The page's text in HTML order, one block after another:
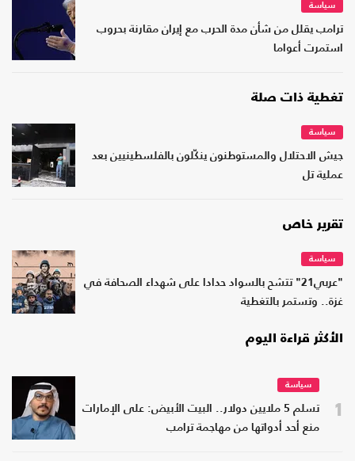
سياسة
ترامب يقلل من شأن مدة الحرب مع إيران مقارنة بحروب
استمرت أعواما
تغطية ذات صلة
سياسة
جيش الاحتلال والمستوطنون ينكّلون بالفلسطينيين بعد
عملية تل
تقرير خاص
سياسة
"عربي21" تتشح بالسواد حدادا على شهداء الصحافة في
غزة.. وتستمر بالتغطية
الأكثر قراءة اليوم
1
سياسة
تسلم 5 ملايين دولار.. البيت الأبيض: على الإمارات
منع أحد أدواتها من مهاجمة ترامب